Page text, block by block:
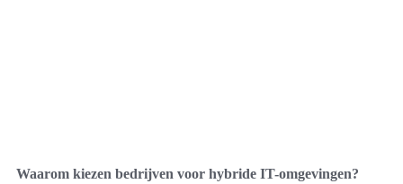
Waarom kiezen bedrijven voor hybride IT-omgevingen?